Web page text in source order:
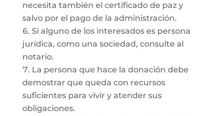
necesita también el certificado de paz y
salvo por el pago de la administración.
Si alguno de los interesados es persona
jurídica, como una sociedad, consulte al
notario.
La persona que hace la donación debe
demostrar que queda con recursos
suficientes para vivir y atender sus
obligaciones.